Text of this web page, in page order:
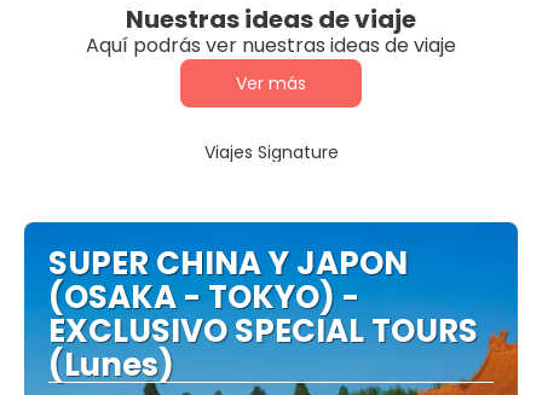
Nuestras ideas de viaje
Aquí podrás ver nuestras ideas de viaje
Ver más
Viajes Signature
SUPER CHINA Y JAPON
(OSAKA - TOKYO) -
EXCLUSIVO SPECIAL TOURS
(Lunes)